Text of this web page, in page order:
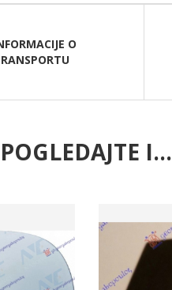
O
POGLEDAJTE I...